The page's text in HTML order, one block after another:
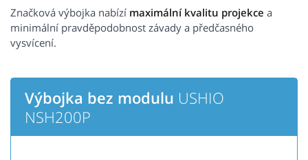
Značková výbojka nabízí maximální kvalitu projekce a
minimální pravděpodobnost závady a předčasného
vysvícení.
Výbojka bez modulu USHIO
NSH200P